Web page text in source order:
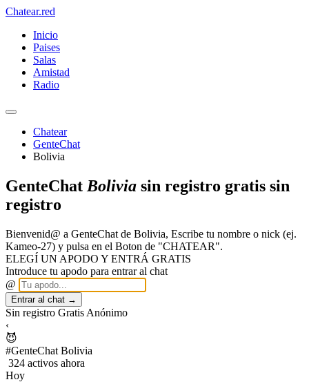
Chatear.red
Inicio
Paises
Salas
Amistad
Radio
Chatear
GenteChat
Bolivia
GenteChat Bolivia sin registro gratis sin
registro
Bienvenid@ a GenteChat de Bolivia, Escribe tu nombre o nick (ej.
Kameo-27) y pulsa en el Boton de "CHATEAR".
ELEGÍ UN APODO Y ENTRÁ GRATIS
Introduce tu apodo para entrar al chat
@
Entrar al chat →
Sin registro Gratis Anónimo
‹
😈
#GenteChat Bolivia
324 activos ahora
Hoy